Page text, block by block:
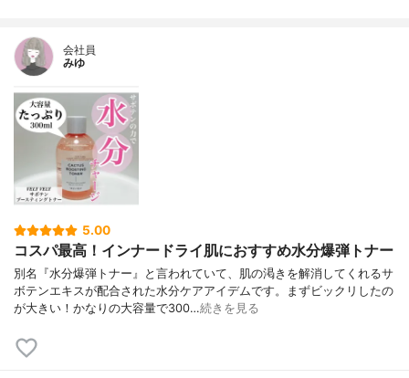
会社員
みゆ
5.00
コスパ最高！インナードライ肌におすすめ水分爆弾トナー
別名『水分爆弾トナー』と言われていて、肌の渇きを解消してくれるサ
ボテンエキスが配合された水分ケアアイデムです。まずビックリしたの
が大きい！かなりの大容量で300…続きを見る